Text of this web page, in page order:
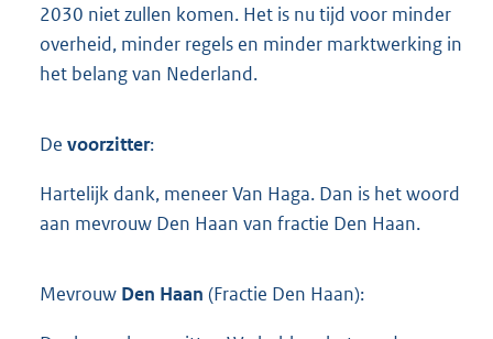
2030 niet zullen komen. Het is nu tijd voor minder
overheid, minder regels en minder marktwerking in
het belang van Nederland.
De voorzitter:
Hartelijk dank, meneer Van Haga. Dan is het woord
aan mevrouw Den Haan van fractie Den Haan.
Mevrouw Den Haan (Fractie Den Haan):